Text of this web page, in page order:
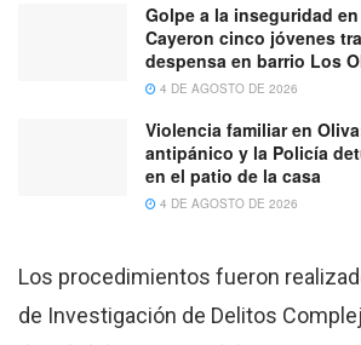
Golpe a la inseguridad
Cayeron cinco jóvenes
despensa en barrio Los
4 DE AGOSTO DE 2026
Violencia familiar en
antipánico y la Policía
en el patio de la casa
4 DE AGOSTO DE 2026
Los procedimientos fueron
de Investigación de Delitos